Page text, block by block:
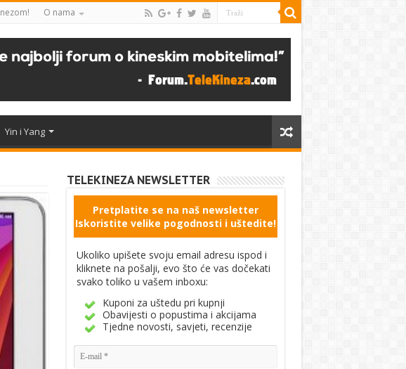
O nama
Yin i Yang
TELEKINEZA NEWSLETTER
Pretplatite se na naš newsletter
Iskoristite velike pogodnosti i uštedite!
Ukoliko upišete svoju email adresu ispod i
kliknete na pošalji, evo što će vas dočekati
svako toliko u vašem inboxu:
Kuponi za uštedu pri kupnji
Obavijesti o popustima i akcijama
Tjedne novosti, savjeti, recenzije